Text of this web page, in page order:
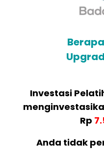
Investasi
Rp
Anda tidak